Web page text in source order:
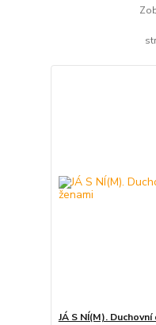
JÁ S NÍ(M).